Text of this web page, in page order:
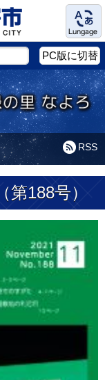
Language
PC版に切替
RSS
第188号）